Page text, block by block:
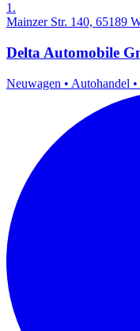
1.
Mainzer Str. 140, 65189
Delta Automobile
Neuwagen • Autohandel •